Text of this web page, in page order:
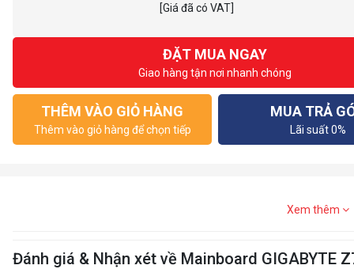
[Giá đã có VAT]
ĐẶT MUA NGAY
Giao hàng tận nơi nhanh chóng
THÊM VÀO GIỎ HÀNG
Thêm vào giỏ hàng để chọn tiếp
MUA TRẢ
Lãi suất 0%
Xem thêm
Đánh giá & Nhận xét về Mainboard GIGABYTE